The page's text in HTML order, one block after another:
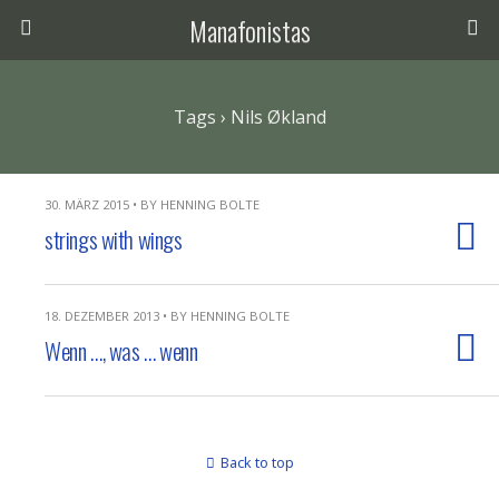
Manafonistas
Tags › Nils Økland
30. MÄRZ 2015 • BY HENNING BOLTE
strings with wings
18. DEZEMBER 2013 • BY HENNING BOLTE
Wenn …, was … wenn
Back to top